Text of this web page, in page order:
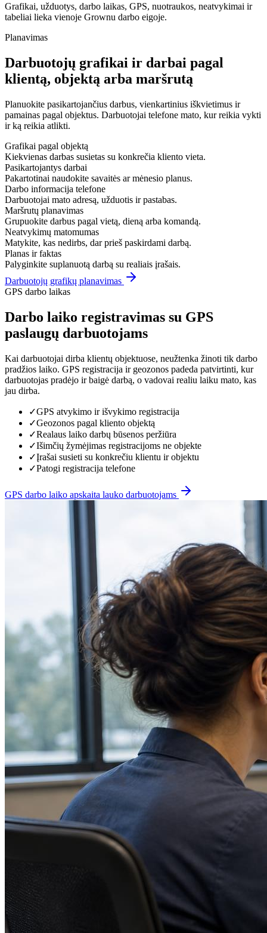
Grafikai, užduotys, darbo laikas, GPS, nuotraukos, neatvykimai ir
tabeliai lieka vienoje Grownu darbo eigoje.
Planavimas
Darbuotojų grafikai ir darbai pagal
klientą, objektą arba maršrutą
Planuokite pasikartojančius darbus, vienkartinius iškvietimus ir
pamainas pagal objektus. Darbuotojai telefone mato, kur reikia vykti
ir ką reikia atlikti.
Grafikai pagal objektą
Kiekvienas darbas susietas su konkrečia kliento vieta.
Pasikartojantys darbai
Pakartotinai naudokite savaitės ar mėnesio planus.
Darbo informacija telefone
Darbuotojai mato adresą, užduotis ir pastabas.
Maršrutų planavimas
Grupuokite darbus pagal vietą, dieną arba komandą.
Neatvykimų matomumas
Matykite, kas nedirbs, dar prieš paskirdami darbą.
Planas ir faktas
Palyginkite suplanuotą darbą su realiais įrašais.
Darbuotojų grafikų planavimas
GPS darbo laikas
Darbo laiko registravimas su GPS
paslaugų darbuotojams
Kai darbuotojai dirba klientų objektuose, neužtenka žinoti tik darbo
pradžios laiko. GPS registracija ir geozonos padeda patvirtinti, kur
darbuotojas pradėjo ir baigė darbą, o vadovai realiu laiku mato, kas
jau dirba.
✓GPS atvykimo ir išvykimo registracija
✓Geozonos pagal kliento objektą
✓Realaus laiko darbų būsenos peržiūra
✓Išimčių žymėjimas registracijoms ne objekte
✓Įrašai susieti su konkrečiu klientu ir objektu
✓Patogi registracija telefone
GPS darbo laiko apskaita lauko darbuotojams